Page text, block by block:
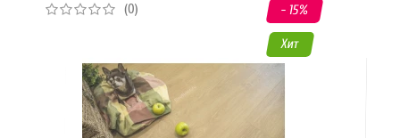
(0) - 15%
Хит